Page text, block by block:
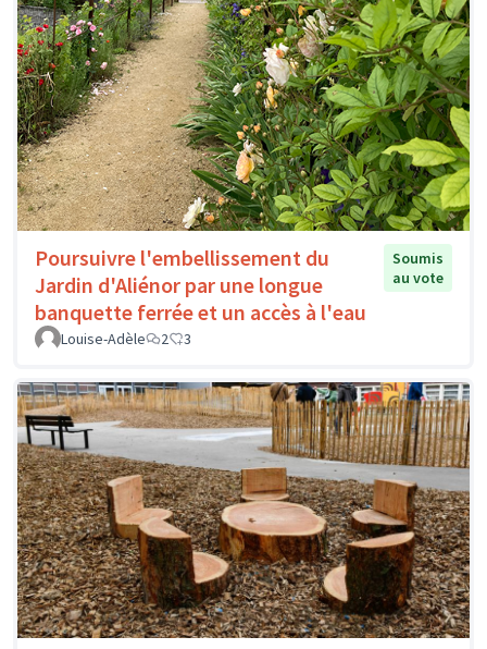
Poursuivre l'embellissement du
Jardin d'Aliénor par une longue
banquette ferrée et un accès à l'eau
Soumis
au vote
Louise-Adèle 2 3